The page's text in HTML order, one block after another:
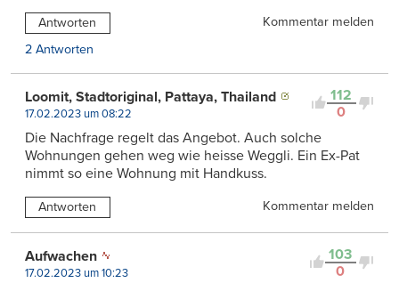
Antworten
Kommentar melden
2 Antworten
112
0
Loomit, Stadtoriginal, Pattaya, Thailand
17.02.2023 um 08:22
Die Nachfrage regelt das Angebot. Auch solche
Wohnungen gehen weg wie heisse Weggli. Ein Ex-Pat
nimmt so eine Wohnung mit Handkuss.
Antworten Kommentar melden
103
0
Aufwachen
17.02.2023 um 10:23